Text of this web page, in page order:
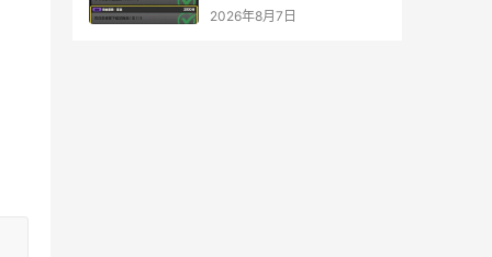
2026年8月7日